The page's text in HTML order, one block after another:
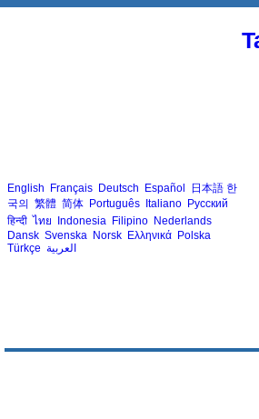
English Français Deutsch Español 日本語 한
국의 繁體 简体 Português Italiano Русский
हिन्दी ไทย Indonesia Filipino Nederlands
Dansk Svenska Norsk Ελληνικά Polska
Türkçe العربية